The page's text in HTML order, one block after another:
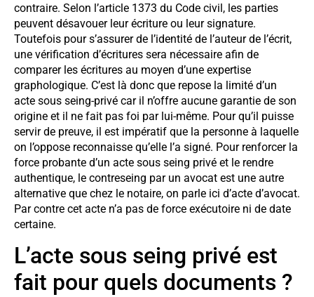
contraire. Selon l’article 1373 du Code civil, les parties
peuvent désavouer leur écriture ou leur signature.
Toutefois pour s’assurer de l’identité de l’auteur de l’écrit,
une vérification d’écritures sera nécessaire afin de
comparer les écritures au moyen d’une expertise
graphologique. C’est là donc que repose la limité d’un
acte sous seing-privé car il n’offre aucune garantie de son
origine et il ne fait pas foi par lui-même. Pour qu’il puisse
servir de preuve, il est impératif que la personne à laquelle
on l’oppose reconnaisse qu’elle l’a signé. Pour renforcer la
force probante d’un acte sous seing privé et le rendre
authentique, le contreseing par un avocat est une autre
alternative que chez le notaire, on parle ici d’acte d’avocat.
Par contre cet acte n’a pas de force exécutoire ni de date
certaine.
L’acte sous seing privé est
fait pour quels documents ?